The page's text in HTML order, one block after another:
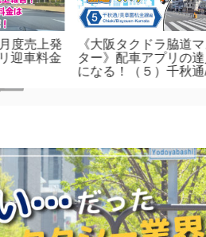
うなる!?令
日
令和5年1月度の実